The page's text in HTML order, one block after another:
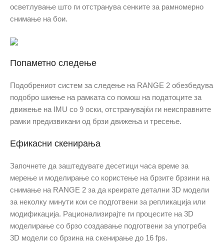
осветлување што ги отстранува сенките за рамномерно
снимање на бои.
Попаметно следење
Подобрениот систем за следење на RANGE 2 обезбедува
подобро шиење на рамката со помош на податоците за
движење на IMU со 9 оски, отстранувајќи ги неисправните
рамки предизвикани од брзи движења и тресење.
Ефикасни скенирања
Започнете да заштедувате десетици часа време за
мерење и моделирање со користење на брзите брзини на
снимање на RANGE 2 за да креирате детални 3D модели
за неколку минути кои се подготвени за репликација или
модификација. Рационализирајте ги процесите на 3D
моделирање со брзо создавање подготвени за употреба
3D модели со брзина на скенирање до 16 fps.